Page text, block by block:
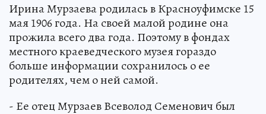
Ирина Мурзаева родилась в Красноуфимске 15
мая 1906 года. На своей малой родине она
прожила всего два года. Поэтому в фондах
местного краеведческого музея гораздо
больше информации сохранилось о ее
родителях, чем о ней самой.
- Ее отец Мурзаев Всеволод Семенович был